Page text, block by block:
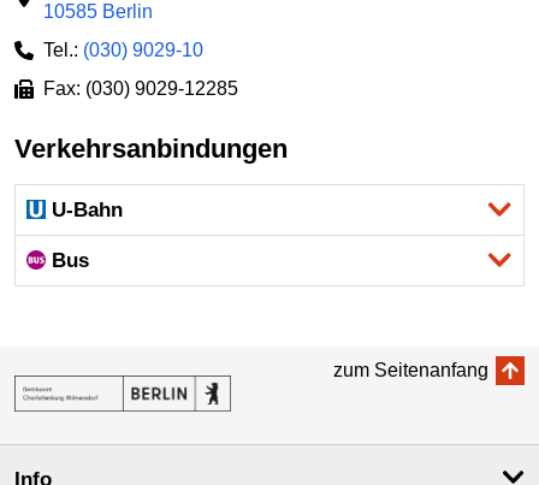
10585 Berlin
Tel.: (030) 9029-10
Fax: (030) 9029-12285
Verkehrsanbindungen
U-Bahn
Bus
zum Seitenanfang
Info